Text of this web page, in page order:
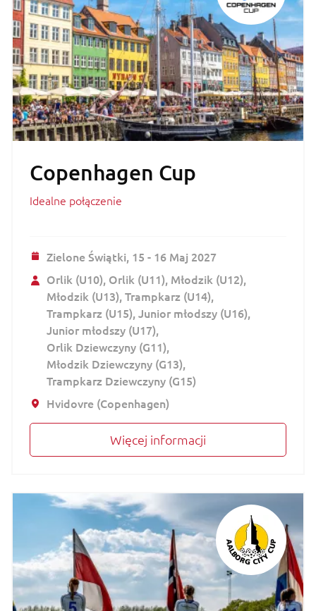
Copenhagen Cup
Idealne połączenie
Zielone Świątki, 15 - 16 Maj 2027
Orlik (U10) Orlik (U11) Młodzik (U12)
Młodzik (U13) Trampkarz (U14)
Trampkarz (U15) Junior młodszy (U16)
Junior młodszy (U17)
Orlik Dziewczyny (G11)
Młodzik Dziewczyny (G13)
Trampkarz Dziewczyny (G15)
Hvidovre (Copenhagen)
Więcej informacji